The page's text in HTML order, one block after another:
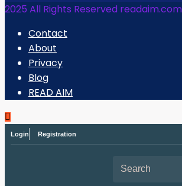
2025 All Rights Reserved readaim.com
Contact
About
Privacy
Blog
READ AIM
Login Registration